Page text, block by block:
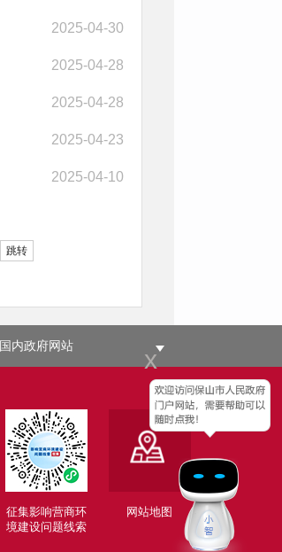
x
2025-04-30
2025-04-28
2025-04-28
2025-04-23
2025-04-10
跳转
国内政府网站
征集影响营商环
境建设问题线索
网站地图